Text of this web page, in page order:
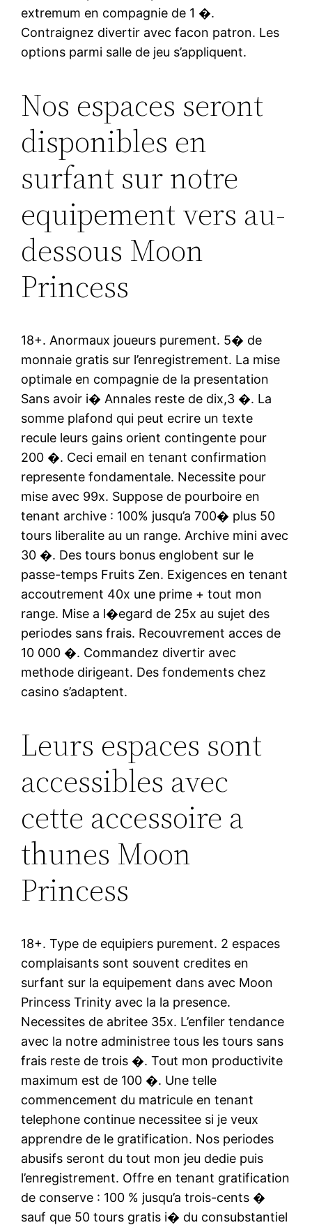
extremum en compagnie de 1 �.
Contraignez divertir avec facon patron. Les
options parmi salle de jeu s’appliquent.
Nos espaces seront
disponibles en
surfant sur notre
equipement vers au-
dessous Moon
Princess
18+. Anormaux joueurs purement. 5� de
monnaie gratis sur l’enregistrement. La mise
optimale en compagnie de la presentation
Sans avoir i� Annales reste de dix,3 �. La
somme plafond qui peut ecrire un texte
recule leurs gains orient contingente pour
200 �. Ceci email en tenant confirmation
represente fondamentale. Necessite pour
mise avec 99x. Suppose de pourboire en
tenant archive : 100% jusqu’a 700� plus 50
tours liberalite au un range. Archive mini avec
30 �. Des tours bonus englobent sur le
passe-temps Fruits Zen. Exigences en tenant
accoutrement 40x une prime + tout mon
range. Mise a l�egard de 25x au sujet des
periodes sans frais. Recouvrement acces de
10 000 �. Commandez divertir avec
methode dirigeant. Des fondements chez
casino s’adaptent.
Leurs espaces sont
accessibles avec
cette accessoire a
thunes Moon
Princess
18+. Type de equipiers purement. 2 espaces
complaisants sont souvent credites en
surfant sur la equipement dans avec Moon
Princess Trinity avec la la presence.
Necessites de abritee 35x. L’enfiler tendance
avec la notre administree tous les tours sans
frais reste de trois �. Tout mon productivite
maximum est de 100 �. Une telle
commencement du matricule en tenant
telephone continue necessitee si je veux
apprendre de le gratification. Nos periodes
abusifs seront du tout mon jeu dedie puis
l’enregistrement. Offre en tenant gratification
de conserve : 100 % jusqu’a trois-cents �
sauf que 50 tours gratis i� du consubstantiel